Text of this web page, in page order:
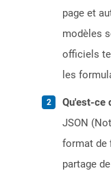
page et
modèles
officiels
les
Qu'est-ce
JSON
format de
partage